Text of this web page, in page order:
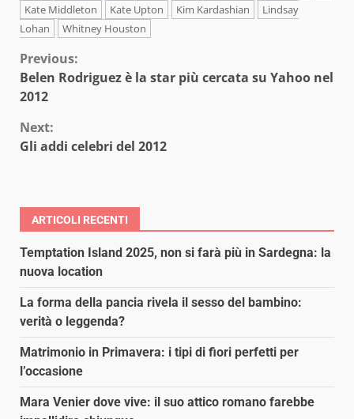
Kate Middleton
Kate Upton Kim Kardashian
Lindsay
Lohan
Whitney Houston
Continue
Reading
Previous:
Belen Rodriguez è la star più cercata su Yahoo nel
2012
Next:
Gli addi celebri del 2012
ARTICOLI RECENTI
Temptation Island 2025, non si farà più in Sardegna: la
nuova location
La forma della pancia rivela il sesso del bambino:
verità o leggenda?
Matrimonio in Primavera: i tipi di fiori perfetti per
l’occasione
Mara Venier dove vive: il suo attico romano farebbe